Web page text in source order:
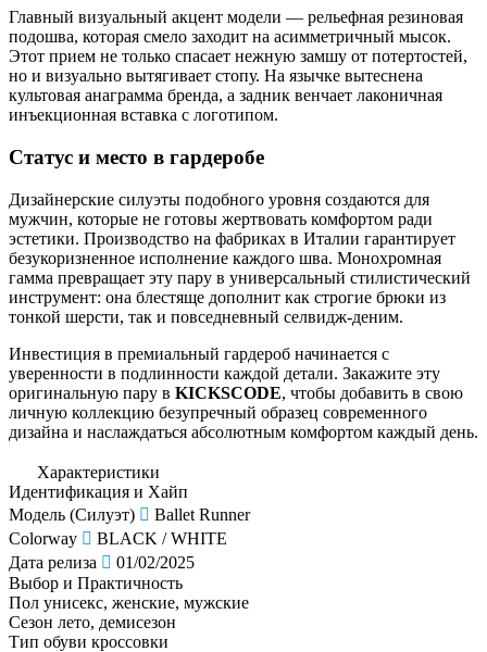
Главный визуальный акцент модели — рельефная резиновая
подошва, которая смело заходит на асимметричный мысок.
Этот прием не только спасает нежную замшу от потертостей,
но и визуально вытягивает стопу. На язычке вытеснена
культовая анаграмма бренда, а задник венчает лаконичная
инъекционная вставка с логотипом.
Статус и место в гардеробе
Дизайнерские силуэты подобного уровня создаются для
мужчин, которые не готовы жертвовать комфортом ради
эстетики. Производство на фабриках в Италии гарантирует
безукоризненное исполнение каждого шва. Монохромная
гамма превращает эту пару в универсальный стилистический
инструмент: она блестяще дополнит как строгие брюки из
тонкой шерсти, так и повседневный селвидж-деним.
Инвестиция в премиальный гардероб начинается с
уверенности в подлинности каждой детали. Закажите эту
оригинальную пару в KICKSCODE, чтобы добавить в свою
личную коллекцию безупречный образец современного
дизайна и наслаждаться абсолютным комфортом каждый день.
Характеристики
Идентификация и Хайп
Модель (Силуэт)
Ballet Runner
Colorway
BLACK / WHITE
Дата релиза
01/02/2025
Выбор и Практичность
Пол унисекс, женские, мужские
Сезон лето, демисезон
Тип обуви кроссовки